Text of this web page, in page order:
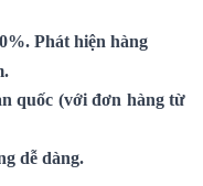
Phát hiện hàng
quốc (với đơn hàng từ
dễ dàng.